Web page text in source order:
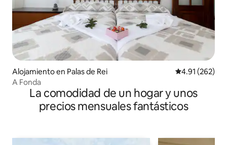
Alojamiento en Palas de Rei Calificación
4.91 (262)
A Fonda
La comodidad de un hogar y unos
precios mensuales fantásticos